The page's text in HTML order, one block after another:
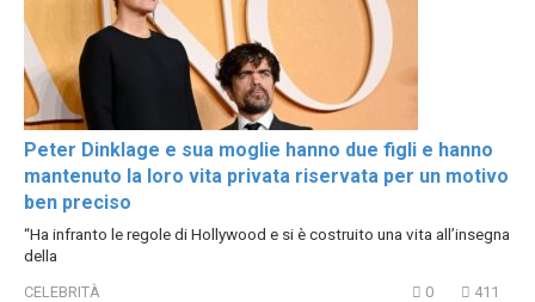
Peter Dinklage e sua moglie hanno due figli e hanno
mantenuto la loro vita privata riservata per un motivo
ben preciso
“Ha infranto le regole di Hollywood e si è costruito una vita all’insegna
della
CELEBRITÀ 0 411